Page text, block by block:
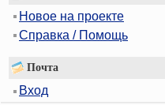
Новое на проекте
Справка / Помощь
Почта
Вход